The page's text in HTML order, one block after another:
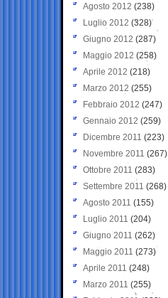
Agosto 2012 (238)
Luglio 2012 (328)
Giugno 2012 (287)
Maggio 2012 (258)
Aprile 2012 (218)
Marzo 2012 (255)
Febbraio 2012 (247)
Gennaio 2012 (259)
Dicembre 2011 (223)
Novembre 2011 (267)
Ottobre 2011 (283)
Settembre 2011 (268)
Agosto 2011 (155)
Luglio 2011 (204)
Giugno 2011 (262)
Maggio 2011 (273)
Aprile 2011 (248)
Marzo 2011 (255)